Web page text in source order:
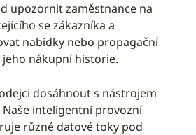
upozornit zaměstnance na
se zákazníka a
nabídky nebo propagační
jeho nákupní historie.
dosáhnout s nástrojem
Naše inteligentní provozní
různé datové toky pod